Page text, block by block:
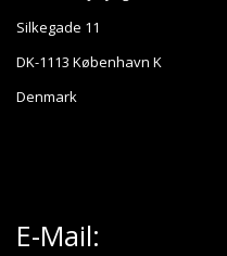
Silkegade 11
DK-1113 København K
Denmark
E-Mail: